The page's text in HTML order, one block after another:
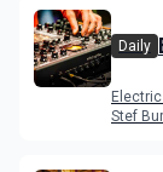
Daily
Stef